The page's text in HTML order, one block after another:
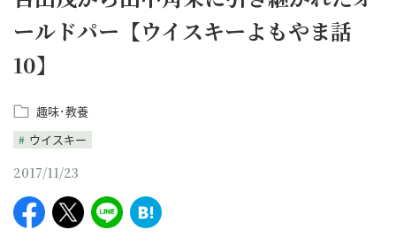
ールドパー【ウイスキーよもやま話
10】
趣味･教養
ウイスキー
2017/11/23